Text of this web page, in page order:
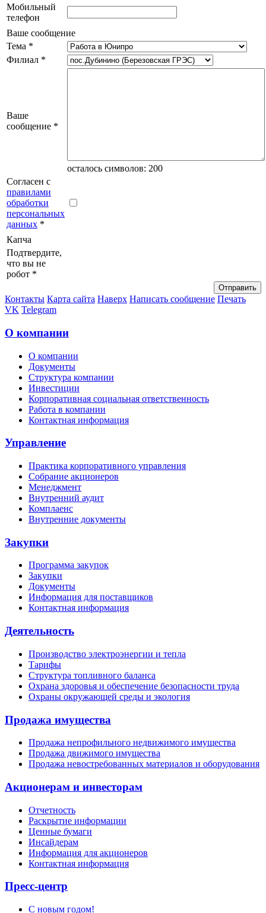
Мобильный
телефон
Ваше сообщение
Тема *
Филиал *
Ваше
сообщение *
осталось символов: 200
Согласен с
правилами
обработки
персональных
данных *
Капча
Подтвердите,
что вы не
робот *
Контакты Карта сайта Наверх Написать сообщение Печать
VK Telegram
О компании
О компании
Документы
Структура компании
Инвестиции
Корпоративная социальная ответственность
Работа в компании
Контактная информация
Управление
Практика корпоративного управления
Собрание акционеров
Менеджмент
Внутренний аудит
Комплаенс
Внутренние документы
Закупки
Программа закупок
Закупки
Документы
Информация для поставщиков
Контактная информация
Деятельность
Производство электроэнергии и тепла
Тарифы
Структура топливного баланса
Охрана здоровья и обеспечение безопасности труда
Охраны окружающей среды и экология
Продажа имущества
Продажа непрофильного недвижимого имущества
Продажа движимого имущества
Продажа невостребованных материалов и оборудования
Акционерам и инвесторам
Отчетность
Раскрытие информации
Ценные бумаги
Инсайдерам
Информация для акционеров
Контактная информация
Пресс-центр
С новым годом!